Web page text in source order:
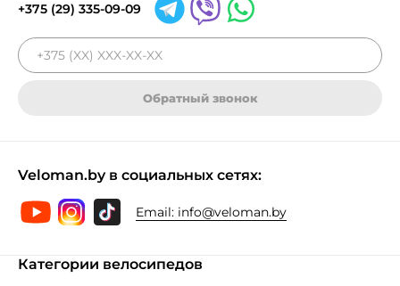
+375 (29) 335-09-09
Обратный звонок
Veloman.by в социальных сетях:
Email: info@veloman.by
Категории велосипедов